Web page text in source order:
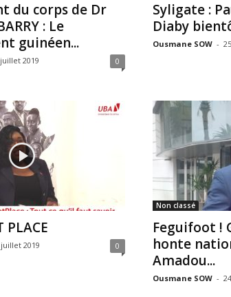
du corps de Dr
: Le
guinéen...
2019 0
Syligate :
Diaby
Ousmane SOW -
PLACE
2019 0
Non classé
Feguifoot !
honte
Amadou...
Ousmane SOW -